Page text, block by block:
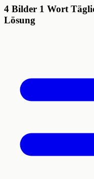
4 Bilder 1 Wort
Lösung